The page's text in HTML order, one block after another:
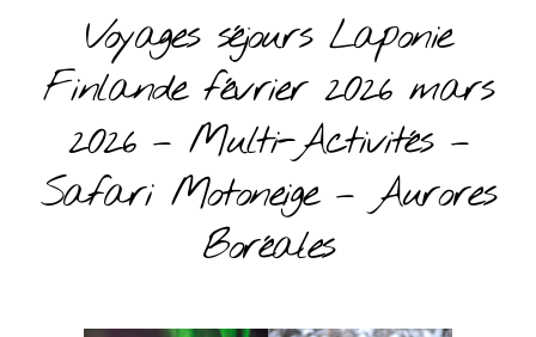
Voyages séjours Laponie
Finlande février 2026 mars
2026 – Multi-Activités –
Safari Motoneige – Aurores
Boréales